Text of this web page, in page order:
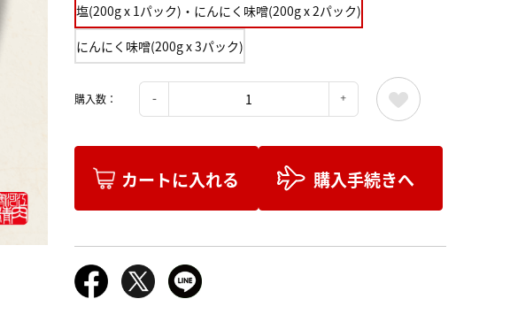
塩(200g x 1パック)・にんにく味噌(200g x 2パック)
にんにく味噌(200g x 3パック)
購入数：
カートに入れる 購入手続きへ